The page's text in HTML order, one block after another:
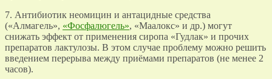
7. Антибиотик неомицин и антацидные средства
(«Алмагель», «Фосфалюгель», «Маалокс» и др.) могут
снижать эффект от применения сиропа «Гудлак» и прочих
препаратов лактулозы. В этом случае проблему можно решить
введением перерыва между приёмами препаратов (не менее 2
часов).